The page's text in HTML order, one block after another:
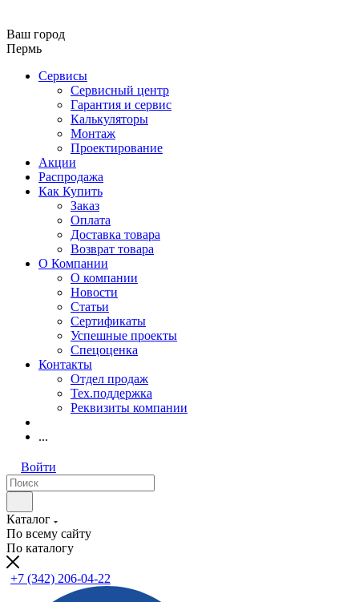
Ваш город
Пермь
Сервисы
Сервисный центр
Гарантия и сервис
Калькуляторы
Монтаж
Проектирование
Акции
Распродажа
Как Купить
Заказ
Оплата
Доставка товара
Возврат товара
О Компании
О компании
Новости
Статьи
Сертификаты
Успешные проекты
Спецоценка
Контакты
Отдел продаж
Тех.поддержка
Реквизиты компании
...
Войти
Каталог
По всему сайту
По каталогу
+7 (342) 206-04-22